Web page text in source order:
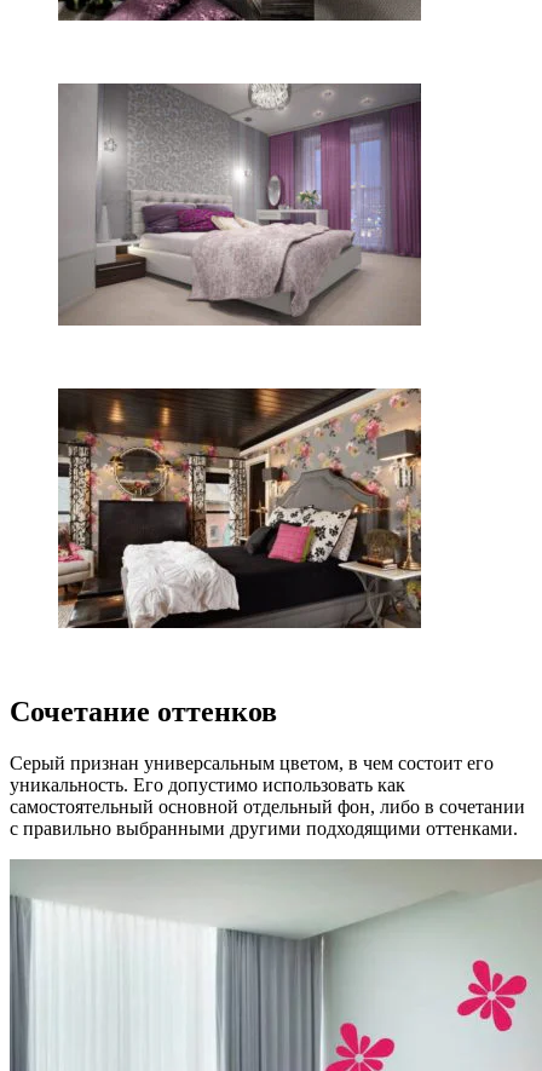
Сочетание оттенков
Серый признан универсальным цветом, в чем состоит его
уникальность. Его допустимо использовать как
самостоятельный основной отдельный фон, либо в сочетании
с правильно выбранными другими подходящими оттенками.